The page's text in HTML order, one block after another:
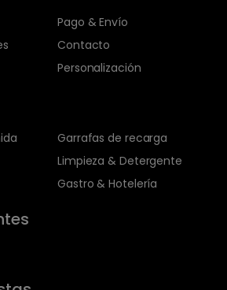
Pago & Envío
Contacto
Personalización
Garrafas de recarga
Limpieza & Detergente
Gastro & Hotelería